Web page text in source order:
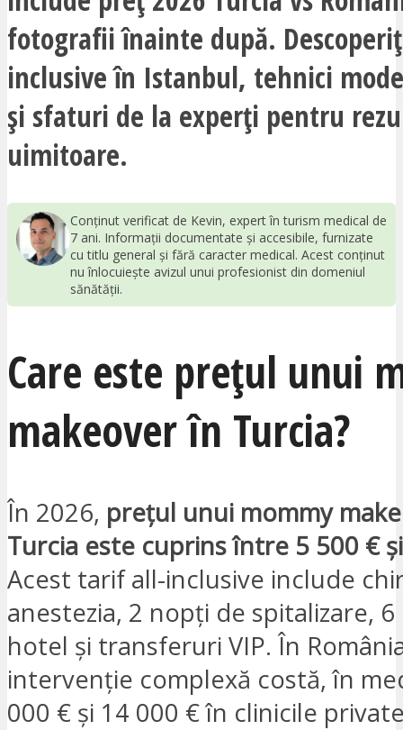
fotografii înainte după.
inclusive în Istanbul, tehnici
și sfaturi de la experți pentru
uimitoare.
Conținut verificat de Kevin, expert în turism medical de
7 ani. Informații documentate și accesibile, furnizate
cu titlu general și fără caracter medical. Acest conținut
nu înlocuiește avizul unui profesionist din domeniul
sănătății.
Care este prețul unui
makeover în Turcia?
În 2026, prețul unui mommy
Turcia este cuprins între 5 500 €
Acest tarif all-inclusive include
anestezia, 2 nopți de spitalizare,
hotel și transferuri VIP. În
intervenție complexă costă, în
000 € și 14 000 € în clinicile